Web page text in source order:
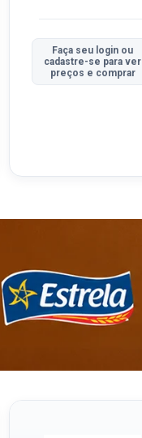
Faça seu login ou
cadastre-se para ver
preços e comprar